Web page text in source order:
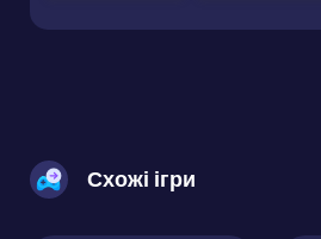
Схожі ігри